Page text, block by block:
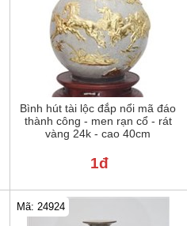
Bình hút tài lộc đắp nổi mã đáo
thành công - men rạn cổ - rát
vàng 24k - cao 40cm
1đ
Mã: 24924